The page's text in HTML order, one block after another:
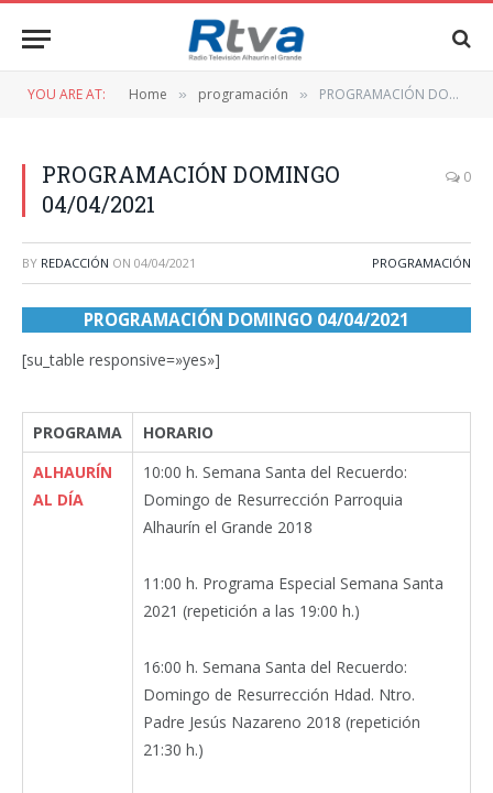
YOU ARE AT: Home » programación » PROGRAMACIÓN DOMINGO 04/04/2021
PROGRAMACIÓN DOMINGO
04/04/2021
0
BY REDACCIÓN ON 04/04/2021 PROGRAMACIÓN
PROGRAMACIÓN DOMINGO 04/04/2021
[su_table responsive=»yes»]
PROGRAMA
HORARIO
ALHAURÍN
AL DÍA
10:00 h. Semana Santa del Recuerdo:
Domingo de Resurrección Parroquia
Alhaurín el Grande 2018
11:00 h. Programa Especial Semana Santa
2021 (repetición a las 19:00 h.)
16:00 h. Semana Santa del Recuerdo:
Domingo de Resurrección Hdad. Ntro.
Padre Jesús Nazareno 2018 (repetición
21:30 h.)